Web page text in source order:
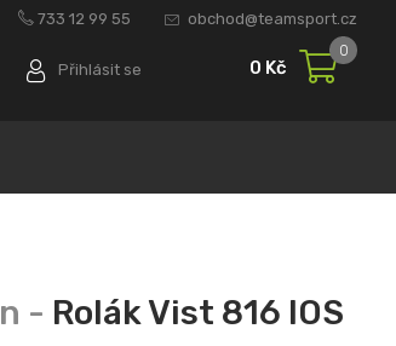
733 12 99 55 obchod@teamsport.cz
Přihlásit se 0 Kč
0
Rolák Vist 816 IOS